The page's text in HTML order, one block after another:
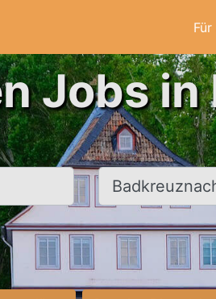
Jobs
Ort, Stadt